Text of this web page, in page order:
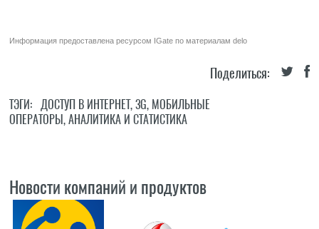
Информация предоставлена ресурсом IGate по материаламdelo
Поделиться:
ТЭГИ: ДОСТУП В ИНТЕРНЕТ,3G, МОБИЛЬНЫЕ
ОПЕРАТОРЫ,АНАЛИТИКА И СТАТИСТИКА
Новости компаний и продуктов